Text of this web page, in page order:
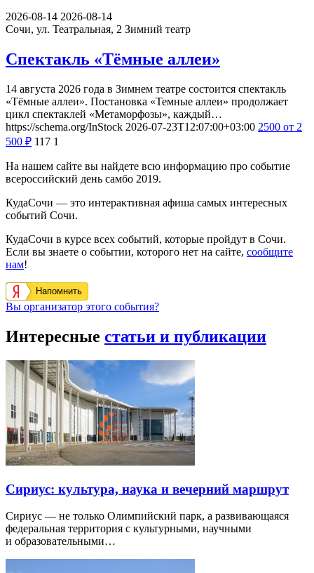
2026-08-14 2026-08-14
Сочи, ул. Театральная, 2 Зимний театр
Спектакль «Тёмные аллеи»
14 августа 2026 года в Зимнем театре состоится спектакль
«Тёмные аллеи». Постановка «Темные аллеи» продолжает
цикл спектаклей «Метаморфозы», каждый…
https://schema.org/InStock 2026-07-23T12:07:00+03:00 2500 от 2
500 ₽ 117 1
На нашем сайте вы найдете всю информацию про событие
всероссийский день самбо 2019.
КудаСочи — это интерактивная афиша самых интересных
событий Сочи.
КудаСочи в курсе всех событий, которые пройдут в Сочи.
Если вы знаете о событии, которого нет на сайте, сообщите
нам!
Напомнить
Вы организатор этого события?
Интересные статьи и публикации
Сириус: культура, наука и вечерний маршрут
Сириус — не только Олимпийский парк, а развивающаяся
федеральная территория с культурными, научными
и образовательными…